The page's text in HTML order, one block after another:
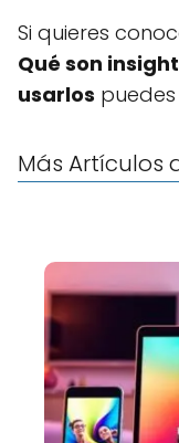
Si quieres
Qué son
usarlos
Más Artículos